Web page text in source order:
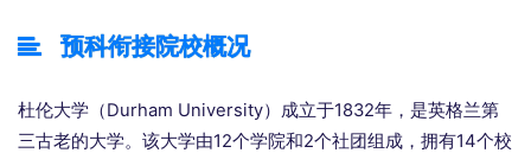
预科衔接院校概况
杜伦大学（Durham University）成立于1832年，是英格兰第
三古老的大学。该大学由12个学院和2个社团组成，拥有14个校